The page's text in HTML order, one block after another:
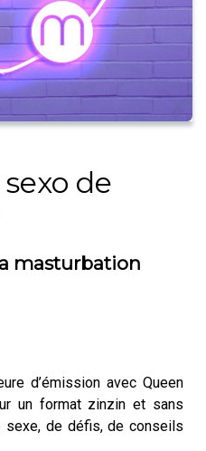
de
masturbation
d’émission avec Queen
un format zinzin et sans
sexe, de défis, de conseils